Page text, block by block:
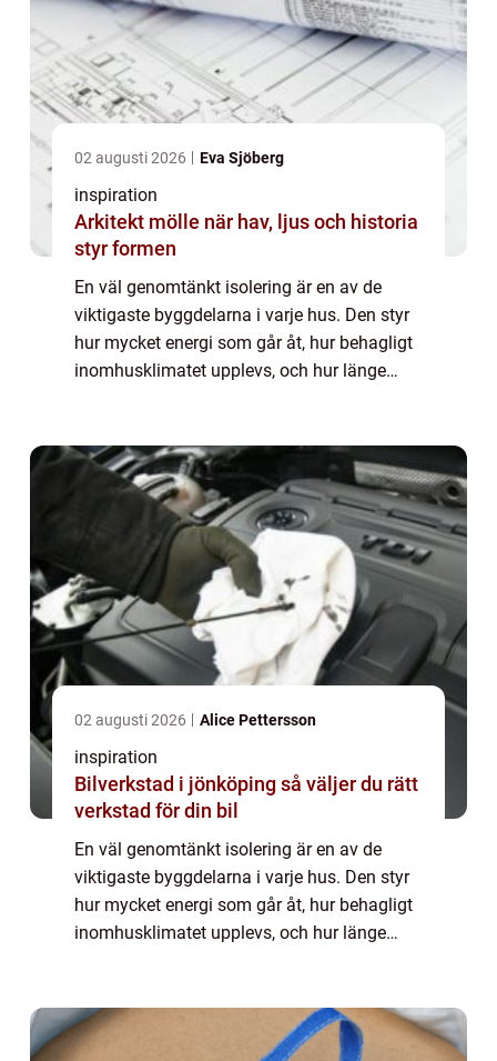
02 augusti 2026 Eva Sjöberg
inspiration
Arkitekt mölle när hav, ljus och historia
styr formen
En väl genomtänkt isolering är en av de
viktigaste byggdelarna i varje hus. Den styr
hur mycket energi som går åt, hur behagligt
inomhusklimatet upplevs, och hur länge
02 augusti 2026 Alice Pettersson
inspiration
Bilverkstad i jönköping så väljer du rätt
verkstad för din bil
En väl genomtänkt isolering är en av de
viktigaste byggdelarna i varje hus. Den styr
hur mycket energi som går åt, hur behagligt
inomhusklimatet upplevs, och hur länge